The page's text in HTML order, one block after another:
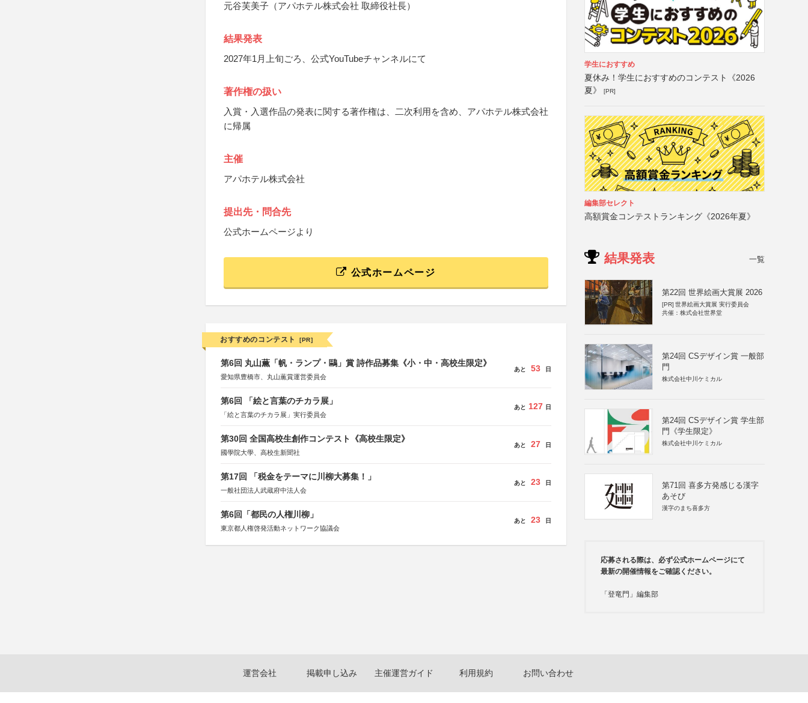
元谷芙美子（アパホテル株式会社 取締役社長）
結果発表
2027年1月上旬ごろ、公式YouTubeチャンネルにて
著作権の扱い
入賞・入選作品の発表に関する著作権は、二次利用を含め、アパホテル株式会社
に帰属
主催
アパホテル株式会社
提出先・問合先
公式ホームページより
公式ホームページ
おすすめのコンテスト [PR]
第6回 丸山薫「帆・ランプ・鷗」賞 詩作品募集《小・中・高校生限定》
愛知県豊橋市、丸山薫賞運営委員会
あと 53 日
第6回 「絵と言葉のチカラ展」
「絵と言葉のチカラ展」実行委員会
あと 127 日
第30回 全国高校生創作コンテスト《高校生限定》
國學院大學、高校生新聞社
あと 27 日
第17回 「税金をテーマに川柳大募集！」
一般社団法人武蔵府中法人会
あと 23 日
第6回「都民の人権川柳」
東京都人権啓発活動ネットワーク協議会
あと 23 日
学生におすすめ
夏休み！学生におすすめのコンテスト《2026
夏》
[PR]
編集部セレクト
高額賞金コンテストランキング《2026年夏》
結果発表 一覧
第22回 世界絵画大賞展 2026
[PR] 世界絵画大賞展 実行委員会
共催：株式会社世界堂
第24回 CSデザイン賞 一般部
門
株式会社中川ケミカル
第24回 CSデザイン賞 学生部
門《学生限定》
株式会社中川ケミカル
第71回 喜多方発感じる漢字
あそび
漢字のまち喜多方
応募される際は、必ず公式ホームページにて
最新の開催情報をご確認ください。
「登竜門」編集部
運営会社 掲載申し込み 主催運営ガイド 利用規約 お問い合わせ